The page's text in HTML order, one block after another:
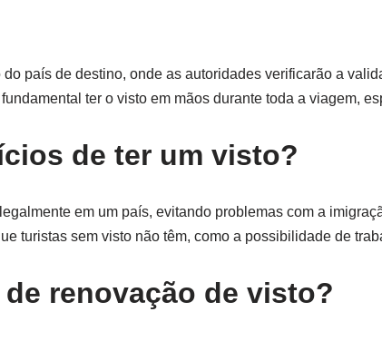
país de destino, onde as autoridades verificarão a
ter o visto em mãos durante toda a viagem,
de ter um visto?
em um país, evitando problemas com a
turistas sem visto não têm, como a possibilidade de
renovação de visto?